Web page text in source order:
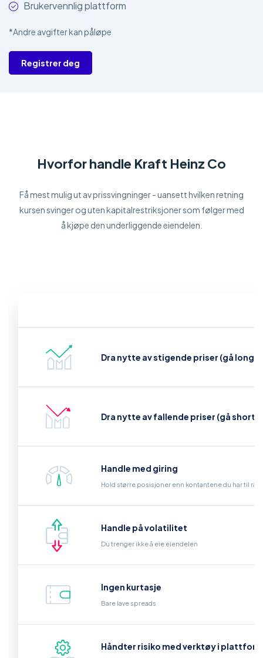
Brukervennlig plattform
*Andre avgifter kan påløpe
Registrer deg
Hvorfor handle Kraft Heinz Co
Få mest mulig ut av prissvingninger - uansett hvilken retning
kursen svinger og uten kapitalrestriksjoner som følger med
å kjøpe den underliggende eiendelen.
Dra nytte av stigende priser (gå long)
Dra nytte av fallende priser (gå short)
Handle med giring
Hold større posisjoner enn kontantene du har til
Handle på volatilitet
Du trenger ikke å eie eiendelen
Ingen kurtasje
Bare lave spreads
Håndter risiko med verktøy i